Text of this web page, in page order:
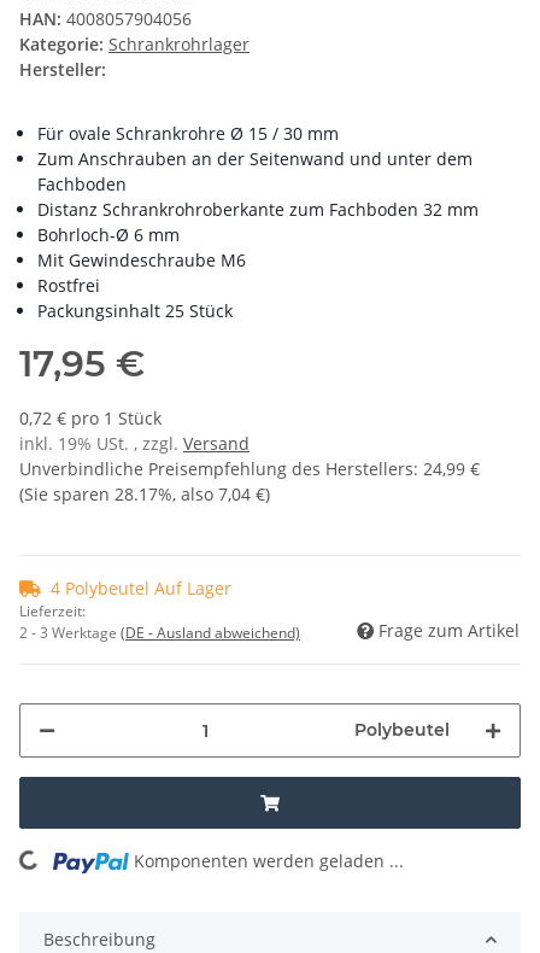
HAN: 4008057904056
Kategorie: Schrankrohrlager
Hersteller:
Für ovale Schrankrohre Ø 15 / 30 mm
Zum Anschrauben an der Seitenwand und unter dem
Fachboden
Distanz Schrankrohroberkante zum Fachboden 32 mm
Bohrloch-Ø 6 mm
Mit Gewindeschraube M6
Rostfrei
Packungsinhalt 25 Stück
17,95 €
0,72 € pro 1 Stück
inkl. 19% USt. , zzgl. Versand
Unverbindliche Preisempfehlung des Herstellers: 24,99 €
(Sie sparen 28.17%, also 7,04 €)
4 Polybeutel Auf Lager
Lieferzeit:
2 - 3 Werktage (DE - Ausland abweichend) Frage zum Artikel
Polybeutel
Loading... Komponenten werden geladen ...
Beschreibung